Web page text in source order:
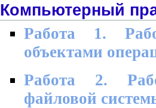
Компьютерный
Работа 1.
объектами
Работа 2.
файловой